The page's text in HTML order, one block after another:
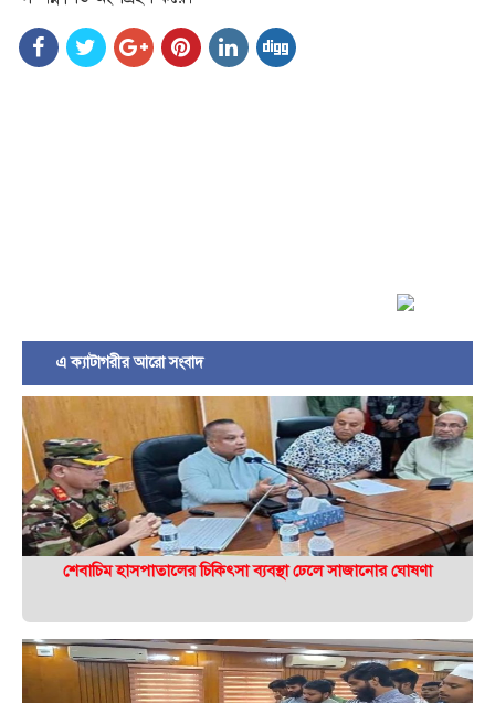
এ ক্যাটাগরীর আরো সংবাদ
শেবাচিম হাসপাতালের চিকিৎসা ব্যবস্থা ঢেলে সাজানোর ঘোষণা